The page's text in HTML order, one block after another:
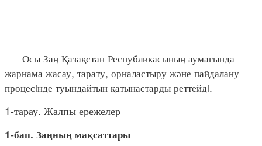
Осы Заң Қазақстан Республикасының аумағында
жарнама жасау, тарату, орналастыру және пайдалану
процесiнде туындайтын қатынастарды реттейдi.
1-тарау. Жалпы ережелер
1-бап. Заңның мақсаттары